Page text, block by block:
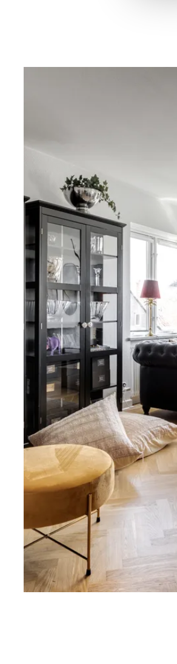
Köket är litet men funktionellt!
har dekorativt dragits upp i
laminat, kakel i vitt mosaik. På
laminatgolv. Köket är fullutrustat
diskmaskin. Stort fönster ovan
arbetar i köket.
Badrummet har kommod med
glas. Vitt klinker på golvet och
och paxfläkt.
Det vackra trapphuset i sten tar
här fortsätter trappans stengolv
fin balkong i västerläge och
Rakt fram har vi lägenhetens
som är smart omgjord till en
från 2022, väggarna är målade
ett förråd.
I vardagsrummet ligger samma
nedre lägenheten, och samma
Stadsparken ligger nära och
vita och en fin pelletskamin
Rummet bakom
gärna användas som sovrum